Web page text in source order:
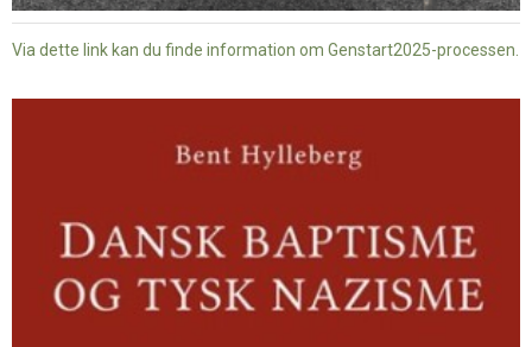
Via dette link kan du finde information om Genstart2025-processen.